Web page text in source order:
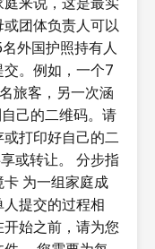
团体负责人可以
外国护照持有人
。例如，一个7
旅客，另一次涵
己的二维码。请
打印好自己的二
或转让。 分步指
为一组家庭成
提交的过程相
始之前，请为您